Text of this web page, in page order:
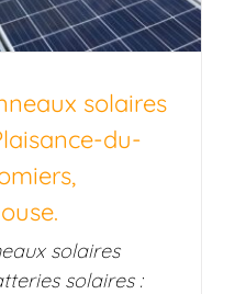
solaires
du-
solaires
solaires :